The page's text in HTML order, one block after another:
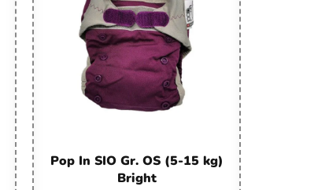
Pop In SIO Gr. OS (5-15 kg)
Bright